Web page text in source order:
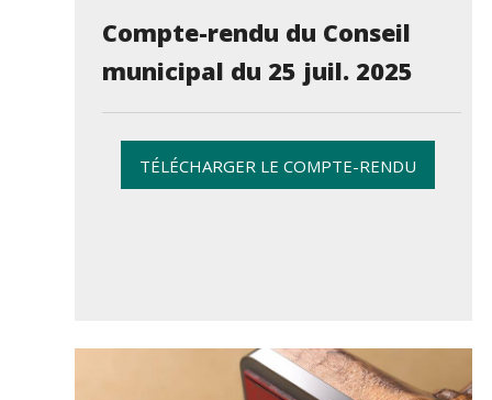
Compte-rendu du Conseil
municipal du 25 juil. 2025
TÉLÉCHARGER LE COMPTE-RENDU